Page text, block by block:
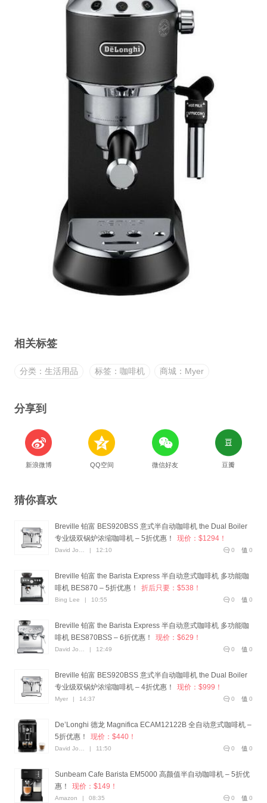
相关标签
分类：生活用品 标签：咖啡机 商城：Myer
分享到
新浪微博 QQ空间 微信好友 豆瓣
猜你喜欢
Breville 铂富 BES920BSS 意式半自动咖啡机 the Dual Boiler
专业级双锅炉浓缩咖啡机 – 5折优惠！
现价：$1294！
0
0
| 12:10
Breville 铂富 the Barista Express 半自动意式咖啡机 多功能咖
啡机 BES870 – 5折优惠！
折后只要：$538！
0
0
Bing Lee | 10:55
Breville 铂富 the Barista Express 半自动意式咖啡机 多功能咖
啡机 BES870BSS – 6折优惠！
现价：$629！
0
0
| 12:49
Breville 铂富 BES920BSS 意式半自动咖啡机 the Dual Boiler
专业级双锅炉浓缩咖啡机 – 4折优惠！
现价：$999！
0
0
Myer | 14:37
De’Longhi 德龙 Magnifica ECAM12122B 全自动意式咖啡机 –
5折优惠！
现价：$440！
0
0
| 11:50
Sunbeam Cafe Barista EM5000 高颜值半自动咖啡机 – 5折优
惠！
现价：$149！
0
0
Amazon | 08:35